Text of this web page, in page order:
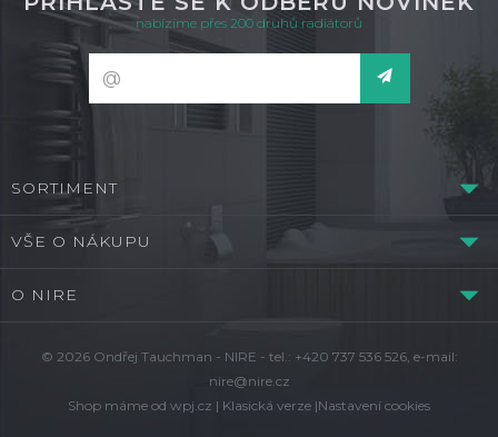
nabízíme přes 200 druhů radiátorů
SORTIMENT
VŠE O NÁKUPU
O NIRE
© 2026 Ondřej Tauchman - NIRE - tel.: +420 737 536 526, e-mail:
nire@nire.cz
Shop máme od wpj.cz | Klasická verze |Nastavení cookies